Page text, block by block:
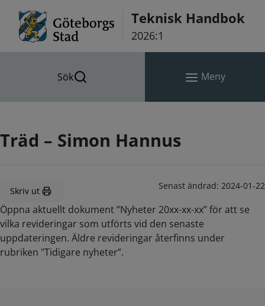
Teknisk Handbok
2026:1
Sök Meny
Träd – Simon Hannus
Skriv ut Senast ändrad: 2024-01-22
Öppna aktuellt dokument ”Nyheter 20xx-xx-xx” för att se
vilka revideringar som utförts vid den senaste
uppdateringen. Äldre revideringar återfinns under
rubriken "Tidigare nyheter”.